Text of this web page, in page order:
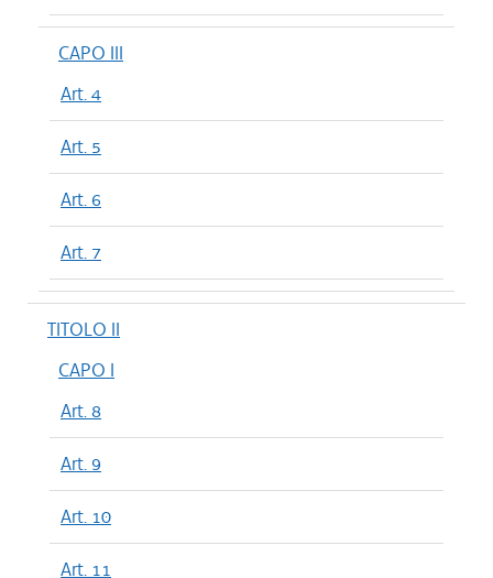
CAPO III
Art. 4
Art. 5
Art. 6
Art. 7
TITOLO II
CAPO I
Art. 8
Art. 9
Art. 10
Art. 11